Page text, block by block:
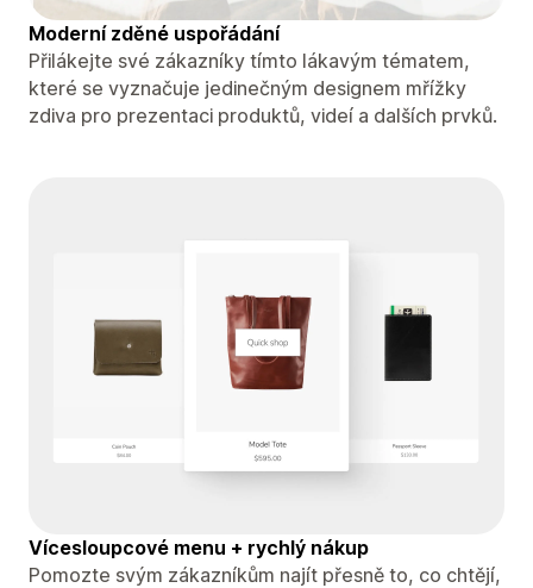
Moderní zděné uspořádání
Přilákejte své zákazníky tímto lákavým tématem,
které se vyznačuje jedinečným designem mřížky
zdiva pro prezentaci produktů, videí a dalších prvků.
Vícesloupcové menu + rychlý nákup
Pomozte svým zákazníkům najít přesně to, co chtějí,